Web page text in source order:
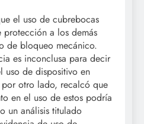
el uso de cubrebocas
protección a los demás
de bloqueo mecánico.
es inconclusa para decir
uso de dispositivo en
por otro lado, recalcó que
en el uso de estos podría
un análisis titulado